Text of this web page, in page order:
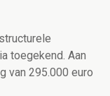
toegekend. Aan
van 295.000 euro